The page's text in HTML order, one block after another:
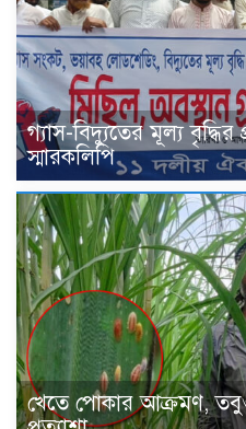
গ্যাস-বিদ্যুতের মূল্য
স্মারকলিপি
খেতে পোকার আক্রমণ,